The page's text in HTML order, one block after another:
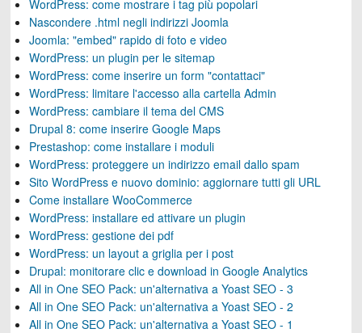
WordPress: come mostrare i tag più popolari
Nascondere .html negli indirizzi Joomla
Joomla: "embed" rapido di foto e video
WordPress: un plugin per le sitemap
WordPress: come inserire un form "contattaci"
WordPress: limitare l'accesso alla cartella Admin
WordPress: cambiare il tema del CMS
Drupal 8: come inserire Google Maps
Prestashop: come installare i moduli
WordPress: proteggere un indirizzo email dallo spam
Sito WordPress e nuovo dominio: aggiornare tutti gli URL
Come installare WooCommerce
WordPress: installare ed attivare un plugin
WordPress: gestione dei pdf
WordPress: un layout a griglia per i post
Drupal: monitorare clic e download in Google Analytics
All in One SEO Pack: un'alternativa a Yoast SEO - 3
All in One SEO Pack: un'alternativa a Yoast SEO - 2
All in One SEO Pack: un'alternativa a Yoast SEO - 1